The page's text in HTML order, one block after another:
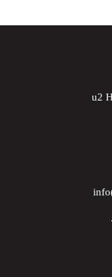
u2